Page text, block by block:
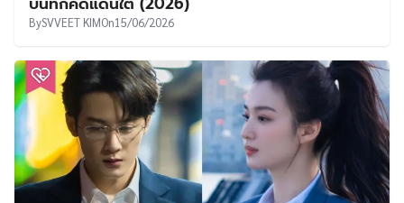
BySVVEET KIMOn15/06/2026